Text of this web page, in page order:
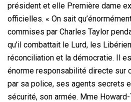
président et elle Première dame
officielles. « On sait
commises par Charles Taylor
qu’il combattait le Lurd, les
réconciliation et la démocratie. Il
énorme responsabilité directe sur
par sa police, ses agents secrets
sécurité, son armée. Mme